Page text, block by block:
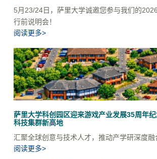
5月23/24日，萨里大学诚邀您参与我们的
行前说明会！
阅读更多>
萨里大学科创园区迎来游戏产业发展35周年
科技集群新高地
汇聚全球创意与技术人才，推动产学研深度融
阅读更多>